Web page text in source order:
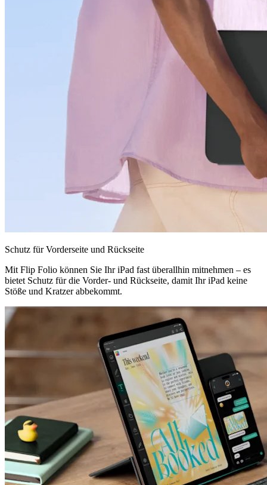
Schutz für Vorderseite und Rückseite
Mit Flip Folio können Sie Ihr iPad fast überallhin mitnehmen – es
bietet Schutz für die Vorder- und Rückseite, damit Ihr iPad keine
Stöße und Kratzer abbekommt.